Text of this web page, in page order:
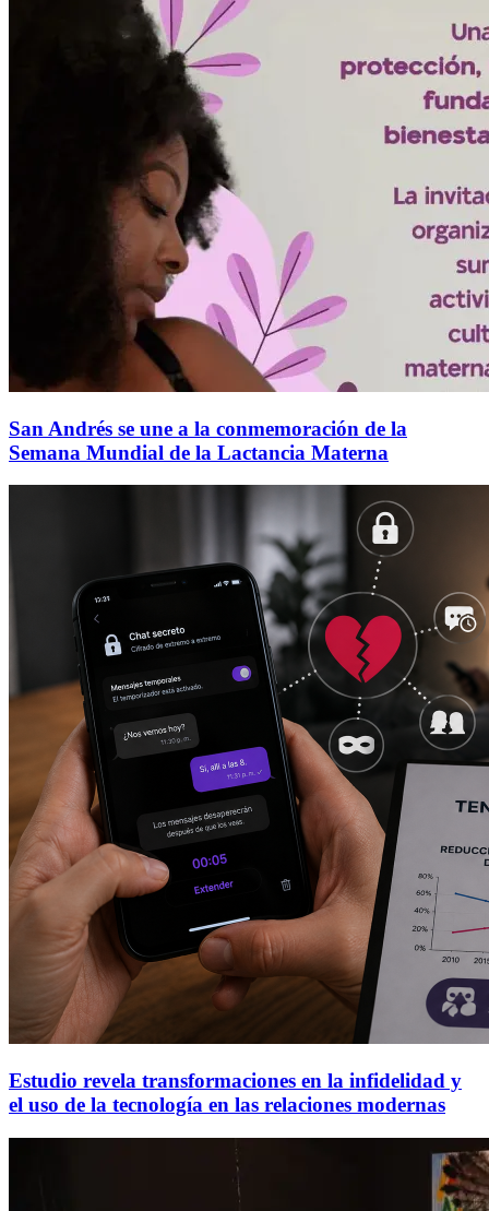
San Andrés se une a la conmemoración de la
Semana Mundial de la Lactancia Materna
Estudio revela transformaciones en la infidelidad y
el uso de la tecnología en las relaciones modernas